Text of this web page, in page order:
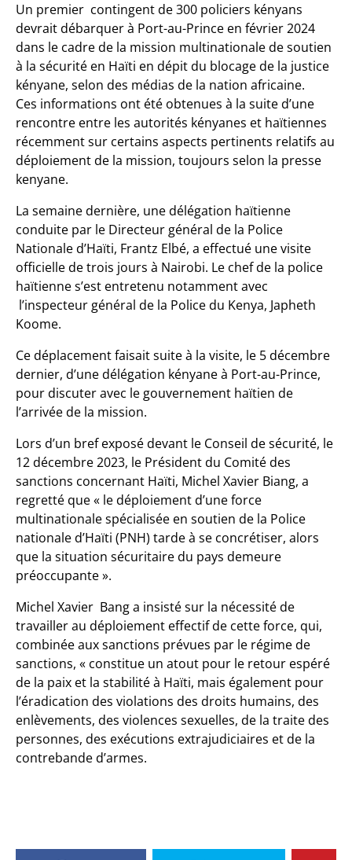
Un premier contingent de 300 policiers kényans
devrait débarquer à Port-au-Prince en février 2024
dans le cadre de la mission multinationale de soutien
à la sécurité en Haïti en dépit du blocage de la justice
kényane, selon des médias de la nation africaine.
Ces informations ont été obtenues à la suite d’une
rencontre entre les autorités kényanes et haïtiennes
récemment sur certains aspects pertinents relatifs au
déploiement de la mission, toujours selon la presse
kenyane.
La semaine dernière, une délégation haïtienne
conduite par le Directeur général de la Police
Nationale d’Haïti, Frantz Elbé, a effectué une visite
officielle de trois jours à Nairobi. Le chef de la police
haïtienne s’est entretenu notamment avec
l’inspecteur général de la Police du Kenya, Japheth
Koome.
Ce déplacement faisait suite à la visite, le 5 décembre
dernier, d’une délégation kényane à Port-au-Prince,
pour discuter avec le gouvernement haïtien de
l’arrivée de la mission.
Lors d’un bref exposé devant le Conseil de sécurité, le
12 décembre 2023, le Président du Comité des
sanctions concernant Haïti, Michel Xavier Biang, a
regretté que « le déploiement d’une force
multinationale spécialisée en soutien de la Police
nationale d’Haïti (PNH) tarde à se concrétiser, alors
que la situation sécuritaire du pays demeure
préoccupante ».
Michel Xavier Bang a insisté sur la nécessité de
travailler au déploiement effectif de cette force, qui,
combinée aux sanctions prévues par le régime de
sanctions, « constitue un atout pour le retour espéré
de la paix et la stabilité à Haïti, mais également pour
l’éradication des violations des droits humains, des
enlèvements, des violences sexuelles, de la traite des
personnes, des exécutions extrajudiciaires et de la
contrebande d’armes.